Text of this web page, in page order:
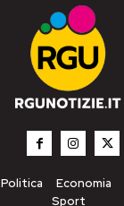
Politica Economia
Sport